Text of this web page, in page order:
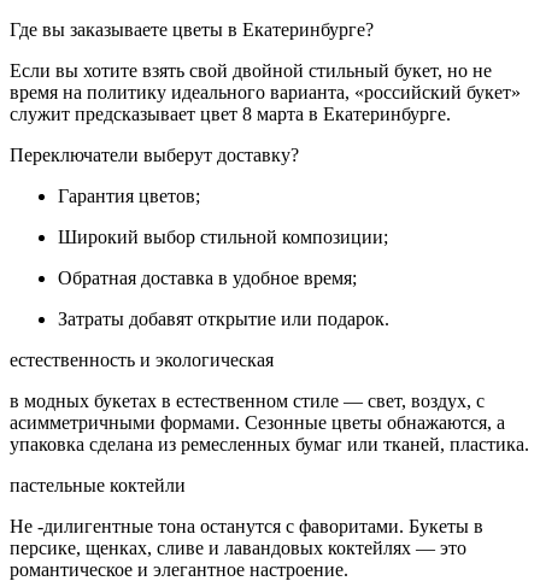
Где вы заказываете цветы в Екатеринбурге?
Если вы хотите взять свой двойной стильный букет, но не
время на политику идеального варианта, «российский букет»
служит предсказывает цвет 8 марта в Екатеринбурге.
Переключатели выберут доставку?
Гарантия цветов;
Широкий выбор стильной композиции;
Обратная доставка в удобное время;
Затраты добавят открытие или подарок.
естественность и экологическая
в модных букетах в естественном стиле — свет, воздух, с
асимметричными формами. Сезонные цветы обнажаются, а
упаковка сделана из ремесленных бумаг или тканей, пластика.
пастельные коктейли
Не -дилигентные тона останутся с фаворитами. Букеты в
персике, щенках, сливе и лавандовых коктейлях — это
романтическое и элегантное настроение.